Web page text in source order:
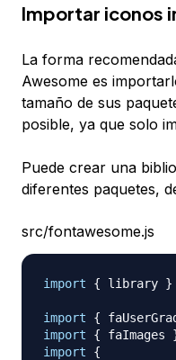
Importar iconos
La forma
Awesome es
tamaño de sus
posible, ya que solo
Puede crear una
diferentes paquetes,
src/fontawesome.js
import { library }
import {
import
{ faImages
import
{